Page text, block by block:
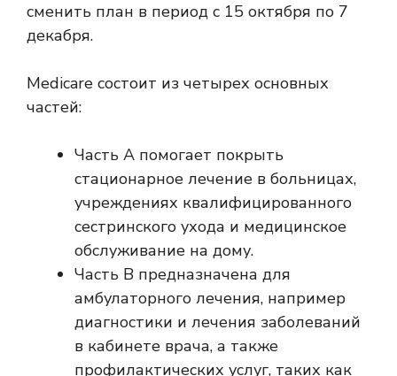
сменить план в период с 15 октября по 7
декабря.
Medicare состоит из четырех основных
частей:
Часть A помогает покрыть
стационарное лечение в больницах,
учреждениях квалифицированного
сестринского ухода и медицинское
обслуживание на дому.
Часть B предназначена для
амбулаторного лечения, например
диагностики и лечения заболеваний
в кабинете врача, а также
профилактических услуг, таких как